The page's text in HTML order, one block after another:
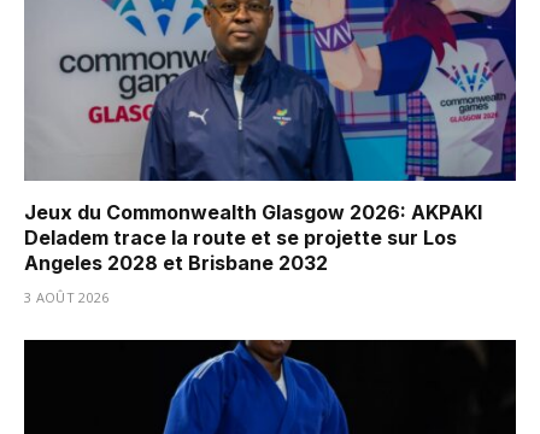
Jeux du Commonwealth Glasgow 2026: AKPAKI
Deladem trace la route et se projette sur Los
Angeles 2028 et Brisbane 2032
3 AOÛT 2026